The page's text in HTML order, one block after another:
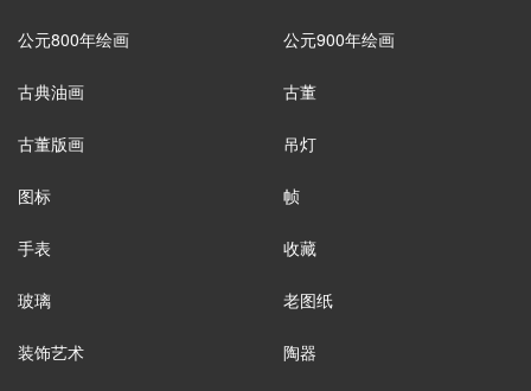
公元800年绘画 公元900年绘画
古典油画 古董
古董版画 吊灯
图标 帧
手表 收藏
玻璃 老图纸
装饰艺术 陶器